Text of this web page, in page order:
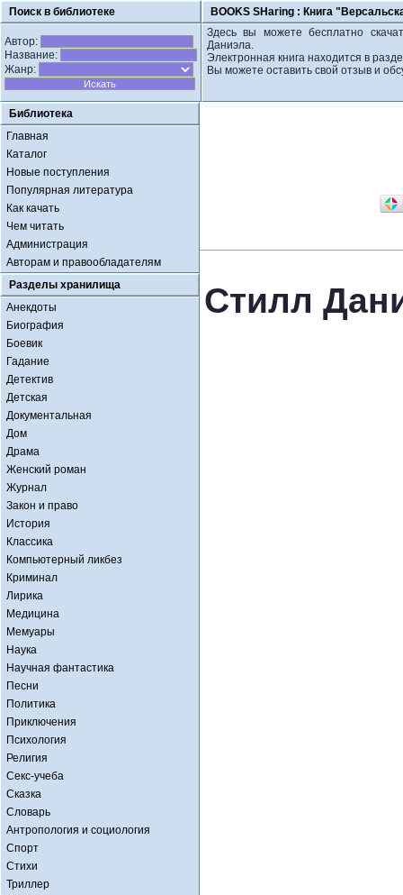
Поиск в библиотеке BOOKS SHaring : Книга
Автор:
Название:
Жанр:
Здесь вы можете бесплатно
Даниэла.
Электронная книга находится в
Вы можете оставить свой отзыв и
Библиотека
Главная
Каталог
Новые поступления
Популярная литература
Как качать
Чем читать
Администрация
Авторам и правообладателям
Разделы хранилища
Анекдоты
Биография
Боевик
Гадание
Детектив
Детская
Документальная
Дом
Драма
Женский роман
Журнал
Закон и право
История
Классика
Компьютерный ликбез
Криминал
Лирика
Медицина
Мемуары
Наука
Научная фантастика
Песни
Политика
Приключения
Психология
Религия
Секс-учеба
Сказка
Словарь
Антропология и социология
Спорт
Стихи
Триллер
Стилл